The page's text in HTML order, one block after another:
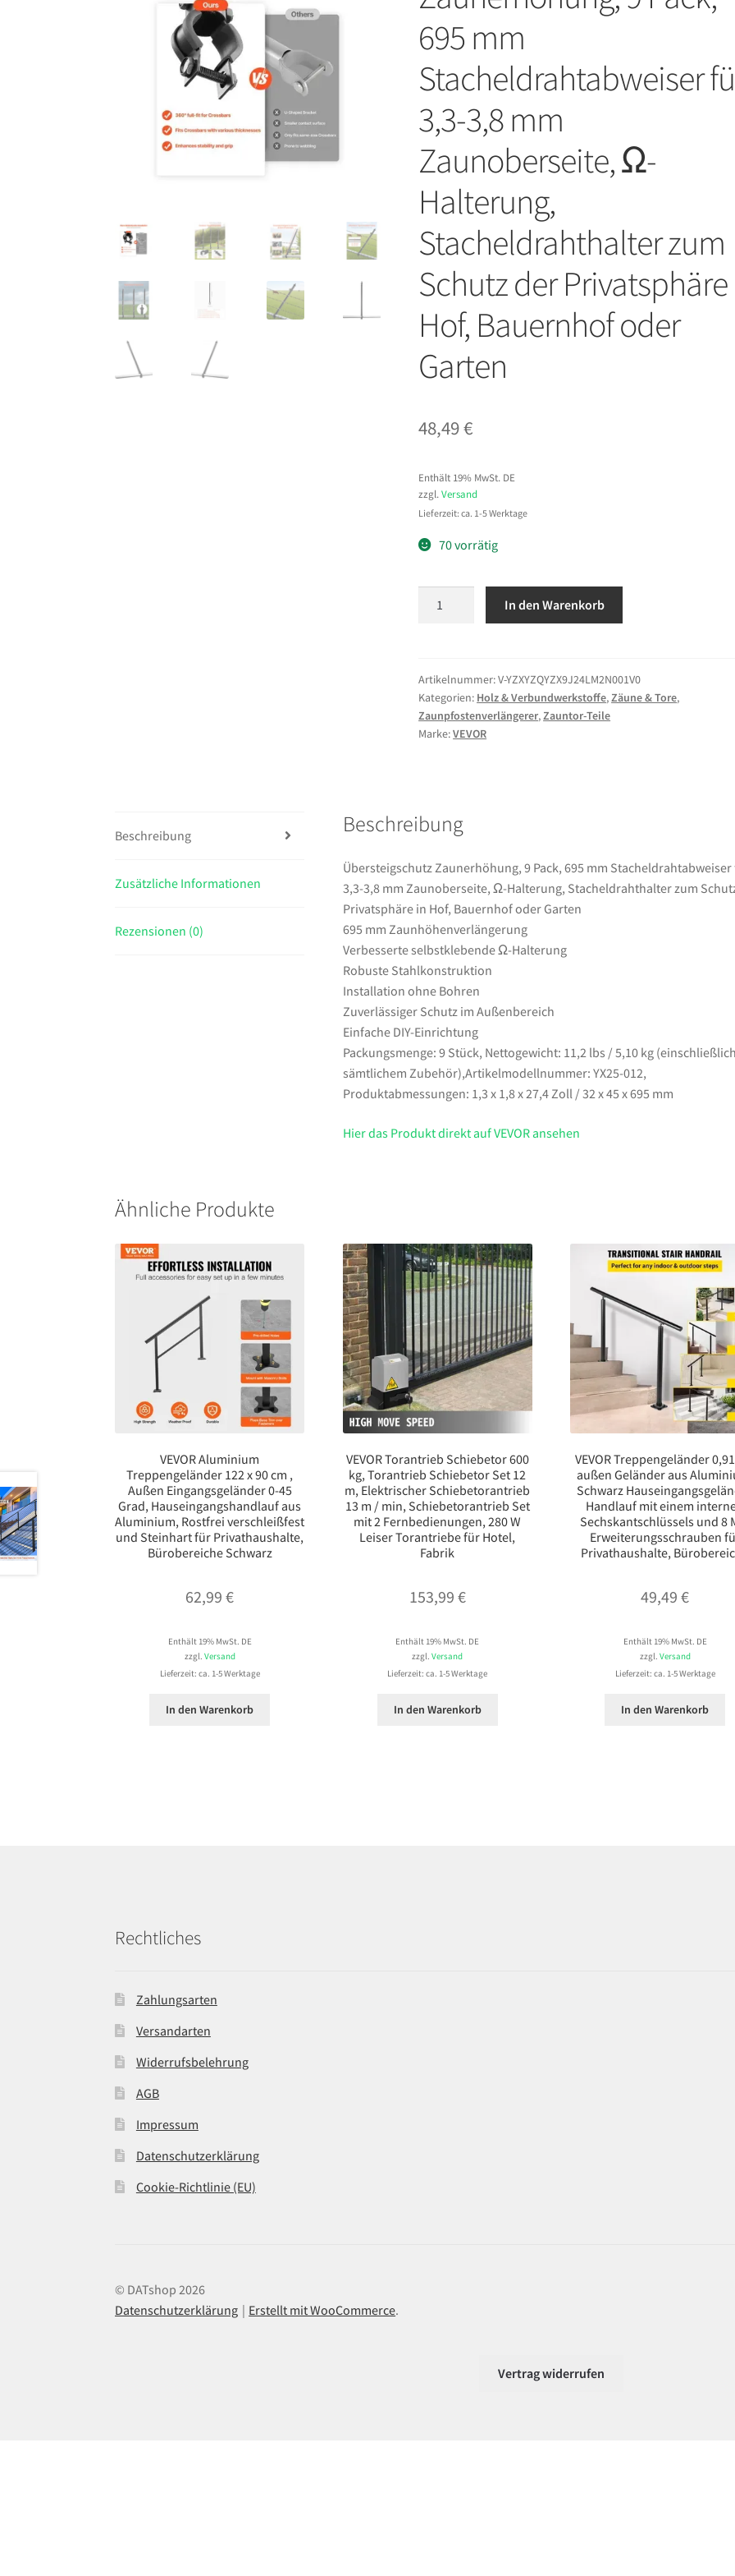
695 mm
Stacheldrahtabweiser
3,3-3,8 mm
Zaunoberseite, Ω-
Halterung,
Stacheldrahthalter zum
Schutz der
Hof, Bauernhof oder
Garten
48,49€
Enthält 19% MwSt. DE
zzgl.Versand
Lieferzeit: ca. 1-5 Werktage
70 vorrätig
Pack,
695
mm
Stacheldrahtabweiser
mm
Ω-
Halterung,
Stacheldrahthalter
zum
Schutz
der
Privatsphäre
in
Hof,
Bauernhof
oder
Garten
In den Warenkorb
Artikelnummer:V-YZXYZQYZX9J24LM2N001V0
Kategorien: Holz & Verbundwerkstoffe,Zäune & Tore,
Zaunpfostenverlängerer,Zauntor-Teile
Marke:VEVOR
Beschreibung
Zusätzliche Informationen
Rezensionen (0)
Beschreibung
Übersteigschutz Zaunerhöhung, 9 Pack, 695 mm
3,3-3,8 mm Zaunoberseite, Ω-Halterung, Stacheldrahthalter zum
Privatsphäre in Hof, Bauernhof oder Garten
695 mm Zaunhöhenverlängerung
Verbesserte selbstklebende Ω-Halterung
Robuste Stahlkonstruktion
Installation ohne Bohren
Zuverlässiger Schutz im Außenbereich
Einfache DIY-Einrichtung
Packungsmenge: 9 Stück, Nettogewicht: 11,2 lbs / 5,10 kg
sämtlichem Zubehör),Artikelmodellnummer: YX25-012,
Produktabmessungen: 1,3 x 1,8 x 27,4 Zoll / 32 x 45 x 695 mm
Hier das Produkt direkt auf VEVOR ansehen
Ähnliche Produkte
VEVOR Aluminium
Treppengeländer 122 x 90 cm ,
Außen Eingangsgeländer 0-45
Grad, Hauseingangshandlauf aus
Aluminium, Rostfrei verschleißfest
und Steinhart für Privathaushalte,
Bürobereiche Schwarz
62,99€
Enthält 19% MwSt. DE
zzgl. Versand
Lieferzeit: ca. 1-5 Werktage
In den Warenkorb
VEVOR Torantrieb Schiebetor 600
kg, Torantrieb Schiebetor Set 12
m, Elektrischer Schiebetorantrieb
13 m / min, Schiebetorantrieb Set
mit 2 Fernbedienungen, 280 W
Leiser Torantriebe für Hotel,
Fabrik
153,99 €
Enthält 19% MwSt. DE
zzgl.Versand
Lieferzeit: ca. 1-5 Werktage
In den Warenkorb
VEVOR Treppengeländer
außen Geländer aus
Schwarz
Handlauf mit einem
Sechskantschlüssels und 8
Erweiterungsschrauben
Privathaushalte,
49,49€
Enthält 19% MwSt. DE
zzgl. Versand
Lieferzeit: ca. 1-5 Werktage
In den Warenkorb
Rechtliches
Zahlungsarten
Versandarten
Widerrufsbelehrung
AGB
Impressum
Datenschutzerklärung
Cookie-Richtlinie (EU)
© DATshop 2026
Datenschutzerklärung
Erstellt mit WooCommerce.
Vertrag widerrufen